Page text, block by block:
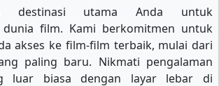
destinasi utama Anda untuk
dunia film. Kami berkomitmen untuk
akses ke film-film terbaik, mulai dari
paling baru. Nikmati pengalaman
luar biasa dengan layar lebar di